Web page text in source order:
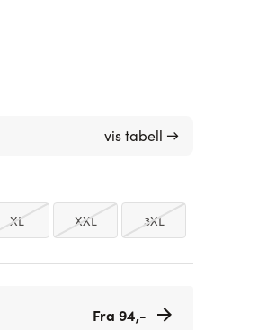
vis tabell →
XL XXL 3XL
Fra 94,-